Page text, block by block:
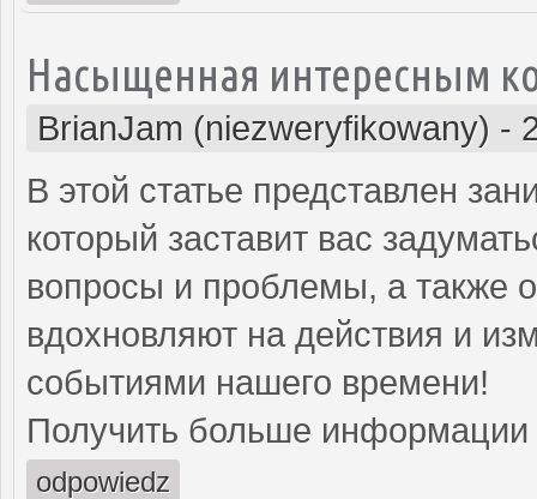
Насыщенная интересным
BrianJam (niezweryfikowany) -
В этой статье представлен
который заставит вас
вопросы и проблемы, а также
вдохновляют на действия и
событиями нашего времени!
Получить больше
odpowiedz